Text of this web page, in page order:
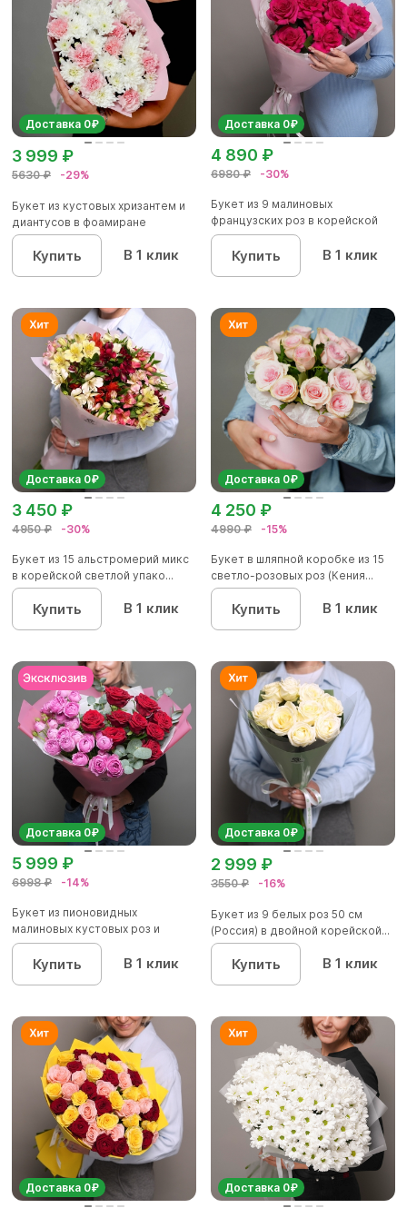
Доставка 0₽
5630 ₽ -29%
3 999 ₽
Букет из кустовых хризантем и
диантусов в фоамиране
Купить В 1 клик
Доставка 0₽
6980 ₽ -30%
4 890 ₽
Букет из 9 малиновых
французских роз в корейской
упаков...
Купить В 1 клик
Доставка 0₽
4950 ₽ -30%
3 450 ₽
Букет из 15 альстромерий микс
в корейской светлой упако...
Купить В 1 клик
Доставка 0₽
4990 ₽ -15%
4 250 ₽
Букет в шляпной коробке из 15
светло-розовых роз (Кения...
Купить В 1 клик
Доставка 0₽
6998 ₽ -14%
5 999 ₽
Букет из пионовидных
малиновых кустовых роз и
красных р...
Купить В 1 клик
Доставка 0₽
3550 ₽ -16%
2 999 ₽
Букет из 9 белых роз 50 см
(Россия) в двойной корейской...
Купить В 1 клик
Доставка 0₽ Доставка 0₽